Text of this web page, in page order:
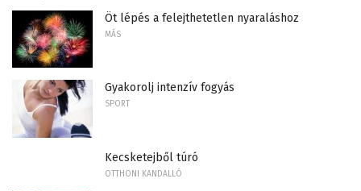
Öt lépés a felejthetetlen nyaraláshoz
MÁS
Gyakorolj intenzív fogyás
SPORT
Kecsketejből túró
OTTHONI KANDALLÓ